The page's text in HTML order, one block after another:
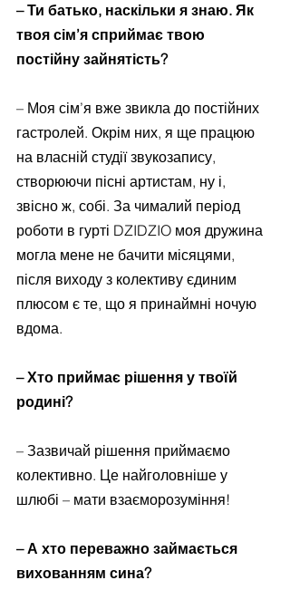
– Ти батько, наскільки я знаю. Як
твоя сім’я сприймає твою
постійну зайнятість?
– Моя сім’я вже звикла до постійних
гастролей. Окрім них, я ще працюю
на власній студії звукозапису,
створюючи пісні артистам, ну і,
звісно ж, собі. За чималий період
роботи в гурті DZIDZIO моя дружина
могла мене не бачити місяцями,
після виходу з колективу єдиним
плюсом є те, що я принаймні ночую
вдома.
– Хто приймає рішення у твоїй
родині?
– Зазвичай рішення приймаємо
колективно. Це найголовніше у
шлюбі – мати взаєморозуміння!
– А хто переважно займається
вихованням сина?